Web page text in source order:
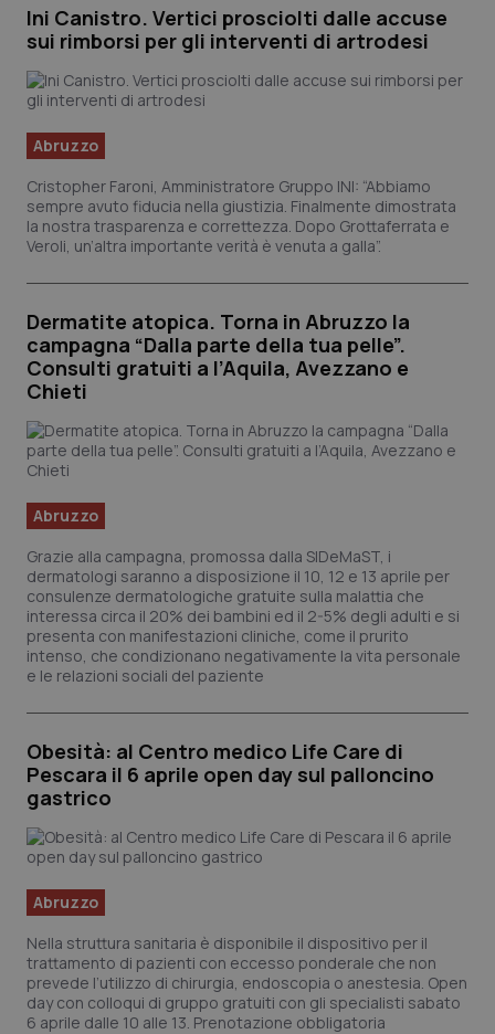
Friuli Venezia Giulia
Lazio
Liguria
Lombardia
Marche
Piemonte
Provincia Autonoma di Trento
Puglia
Sardegna
Sicilia
Umbria
Dermatite Atopica
Diabete & glucometri
Disturbi dell’umore
Dolore
Donna & Salute
HIV
Ipertensione & Scompenso
Malattie rare
Malattia di Crohn & Rettocolite Ulcerosa
Neuroscienze & patologie neurodegenerative
Oftalmologia
Oncologia & Nutrizione
Psoriasi & pelle
Ini Canistro. Vertici prosciolti dalle accuse
sui rimborsi per gli interventi di artrodesi
Abruzzo
Cristopher Faroni, Amministratore Gruppo INI: “Abbiamo
sempre avuto fiducia nella giustizia. Finalmente dimostrata
la nostra trasparenza e correttezza. Dopo Grottaferrata e
Veroli, un’altra importante verità è venuta a galla”.
Dermatite atopica. Torna in Abruzzo la
campagna “Dalla parte della tua pelle”.
Consulti gratuiti a l’Aquila, Avezzano e
Chieti
Abruzzo
Grazie alla campagna, promossa dalla SIDeMaST, i
dermatologi saranno a disposizione il 10, 12 e 13 aprile per
consulenze dermatologiche gratuite sulla malattia che
interessa circa il 20% dei bambini ed il 2-5% degli adulti e si
presenta con manifestazioni cliniche, come il prurito
intenso, che condizionano negativamente la vita personale
e le relazioni sociali del paziente
Obesità: al Centro medico Life Care di
Pescara il 6 aprile open day sul palloncino
gastrico
Abruzzo
Nella struttura sanitaria è disponibile il dispositivo per il
trattamento di pazienti con eccesso ponderale che non
prevede l’utilizzo di chirurgia, endoscopia o anestesia. Open
day con colloqui di gruppo gratuiti con gli specialisti sabato
6 aprile dalle 10 alle 13. Prenotazione obbligatoria